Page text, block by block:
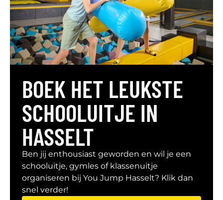
BOEK HET LEUKSTE
SCHOOLUITJE IN
HASSELT
Ben jij enthousiast geworden en wil je een
schooluitje, gymles of klassenuitje
organiseren bij You Jump Hasselt? Klik dan
snel verder!